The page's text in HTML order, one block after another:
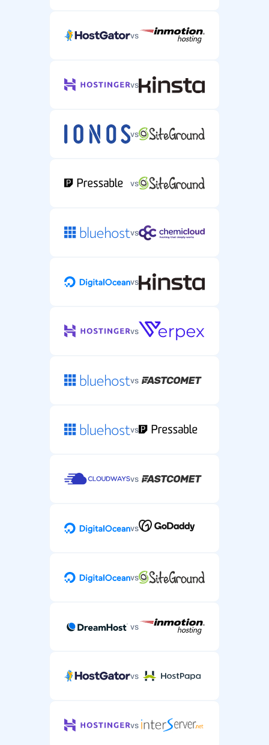
vs
vs
vs
vs
vs
vs
vs
vs
vs
vs
vs
vs
vs
vs
vs